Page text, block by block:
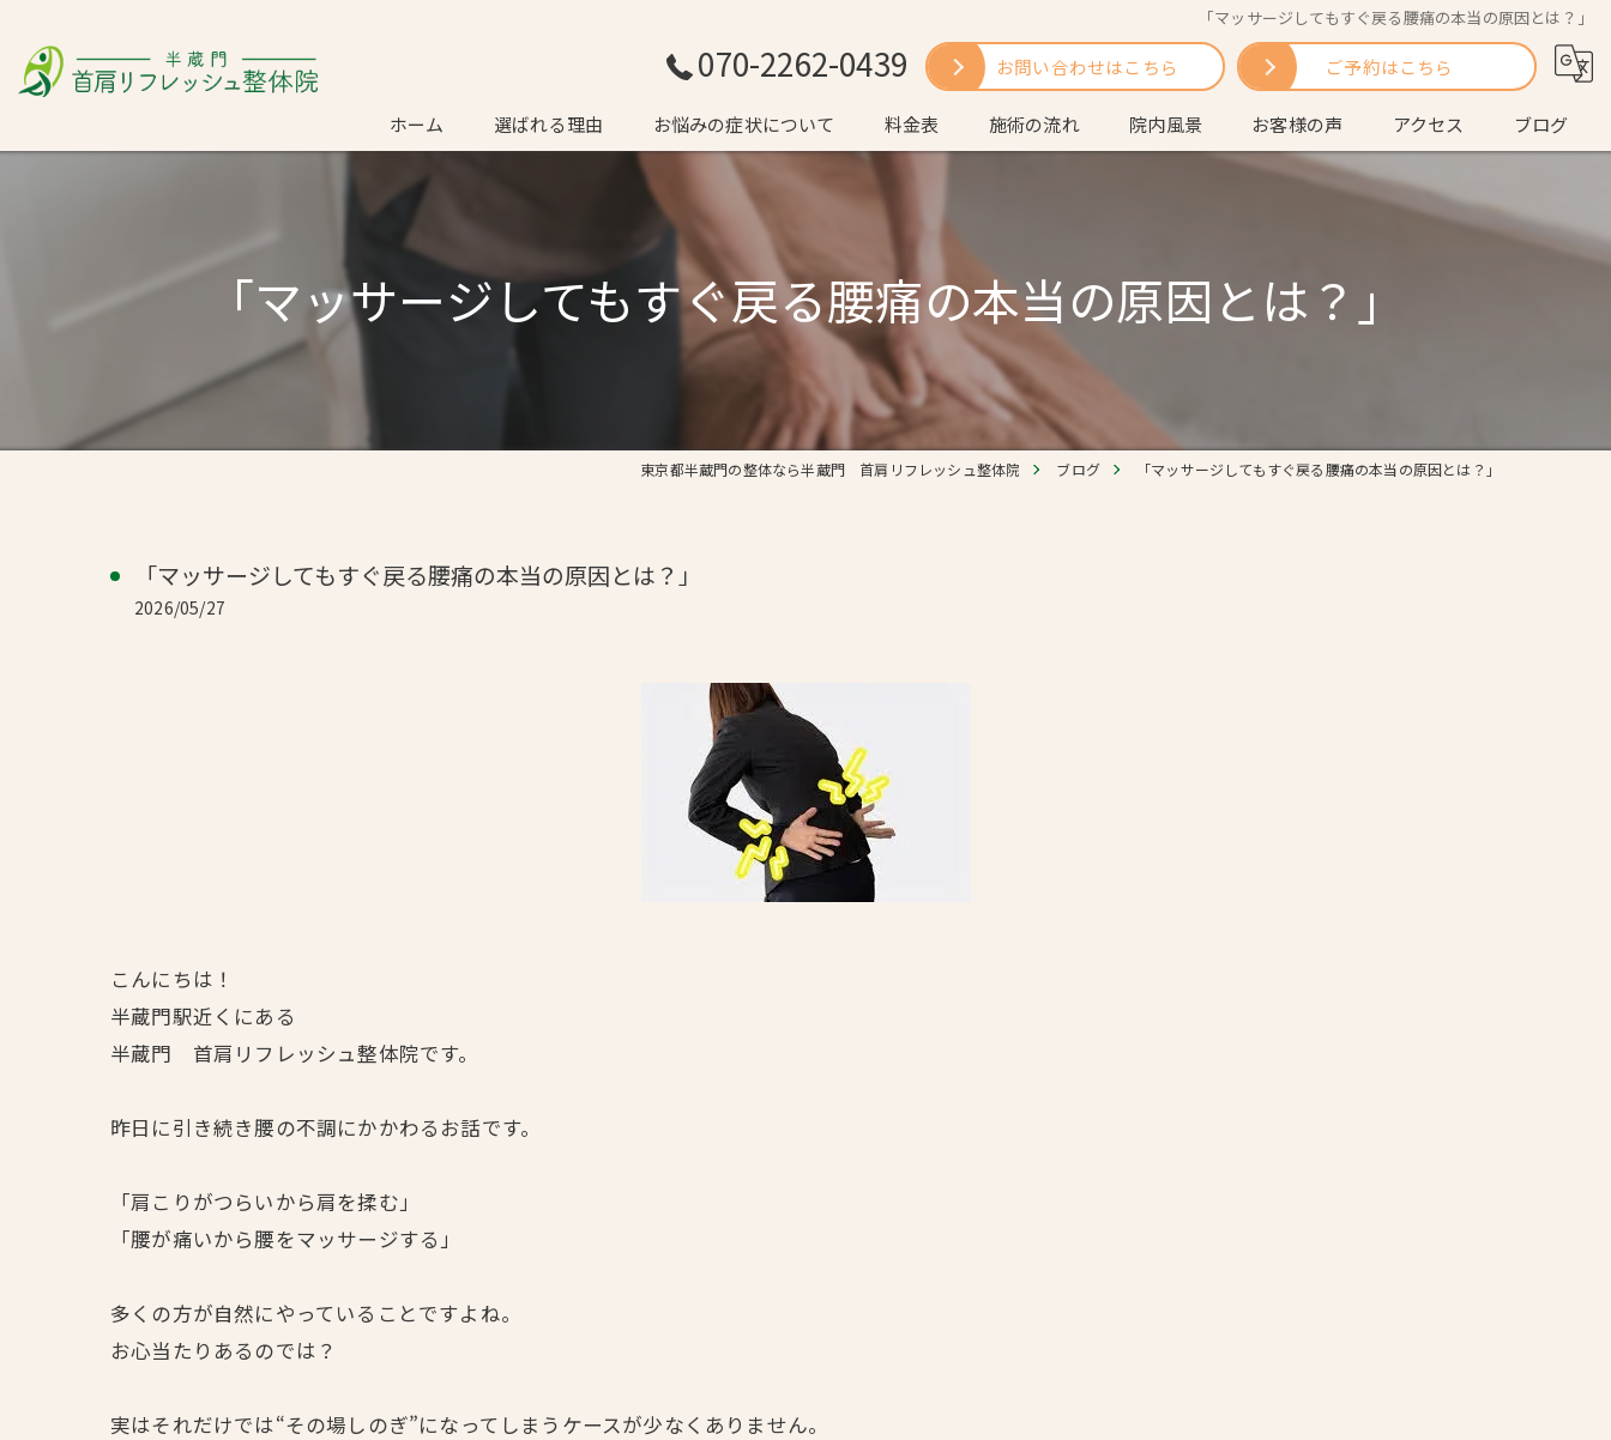
「マッサージしてもすぐ戻る腰痛の本当の原因とは？」
070-2262-0439 お問い合わせはこちら ご予約はこちら
ホーム 選ばれる理由 お悩みの症状について 料金表 施術の流れ 院内風景 お客様の声 アクセス ブログ
「マッサージしてもすぐ戻る腰痛の本当の原因とは？」
東京都半蔵門の整体なら半蔵門 首肩リフレッシュ整体院 ブログ 「マッサージしてもすぐ戻る腰痛の本当の原因とは？」
「マッサージしてもすぐ戻る腰痛の本当の原因とは？」
2026/05/27
こんにちは！
半蔵門駅近くにある
半蔵門 首肩リフレッシュ整体院です。
昨日に引き続き腰の不調にかかわるお話です。
「肩こりがつらいから肩を揉む」
「腰が痛いから腰をマッサージする」
多くの方が自然にやっていることですよね。
お心当たりあるのでは？
実はそれだけでは“その場しのぎ”になってしまうケースが少なくありません。